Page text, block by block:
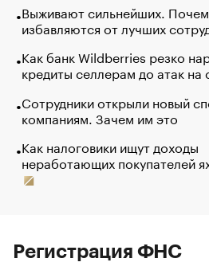
Выживают сильнейших.
избавляются от лучших
Как банк Wildberries резко
кредиты селлерам до атак на
Сотрудники открыли новый
компаниям. Зачем им это
Как налоговики ищут доходы
неработающих покупателей
Регистрация ФНС